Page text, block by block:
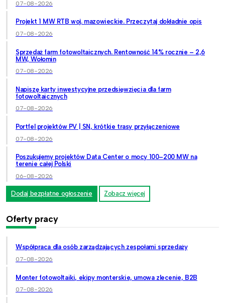
07-08-2026
Projekt 1 MW RTB woj. mazowieckie. Przeczytaj dokładnie opis
07-08-2026
Sprzedaż farm fotowoltaicznych. Rentowność 14% rocznie – 2,6
MW, Wołomin
07-08-2026
Napiszę karty inwestycyjne przedsięwzięcia dla farm
fotowoltaicznych
07-08-2026
Portfel projektów PV | SN, krótkie trasy przyłączeniowe
07-08-2026
Poszukujemy projektów Data Center o mocy 100–200 MW na
terenie całej Polski
06-08-2026
Dodaj bezpłatne ogłoszenie Zobacz więcej
Oferty pracy
Współpraca dla osób zarządzających zespołami sprzedaży
07-08-2026
Monter fotowoltaiki, ekipy monterskie, umowa zlecenie, B2B
07-08-2026